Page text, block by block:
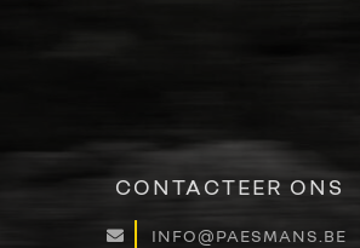
CONTACTEER ONS
INFO@PAESMANS.BE